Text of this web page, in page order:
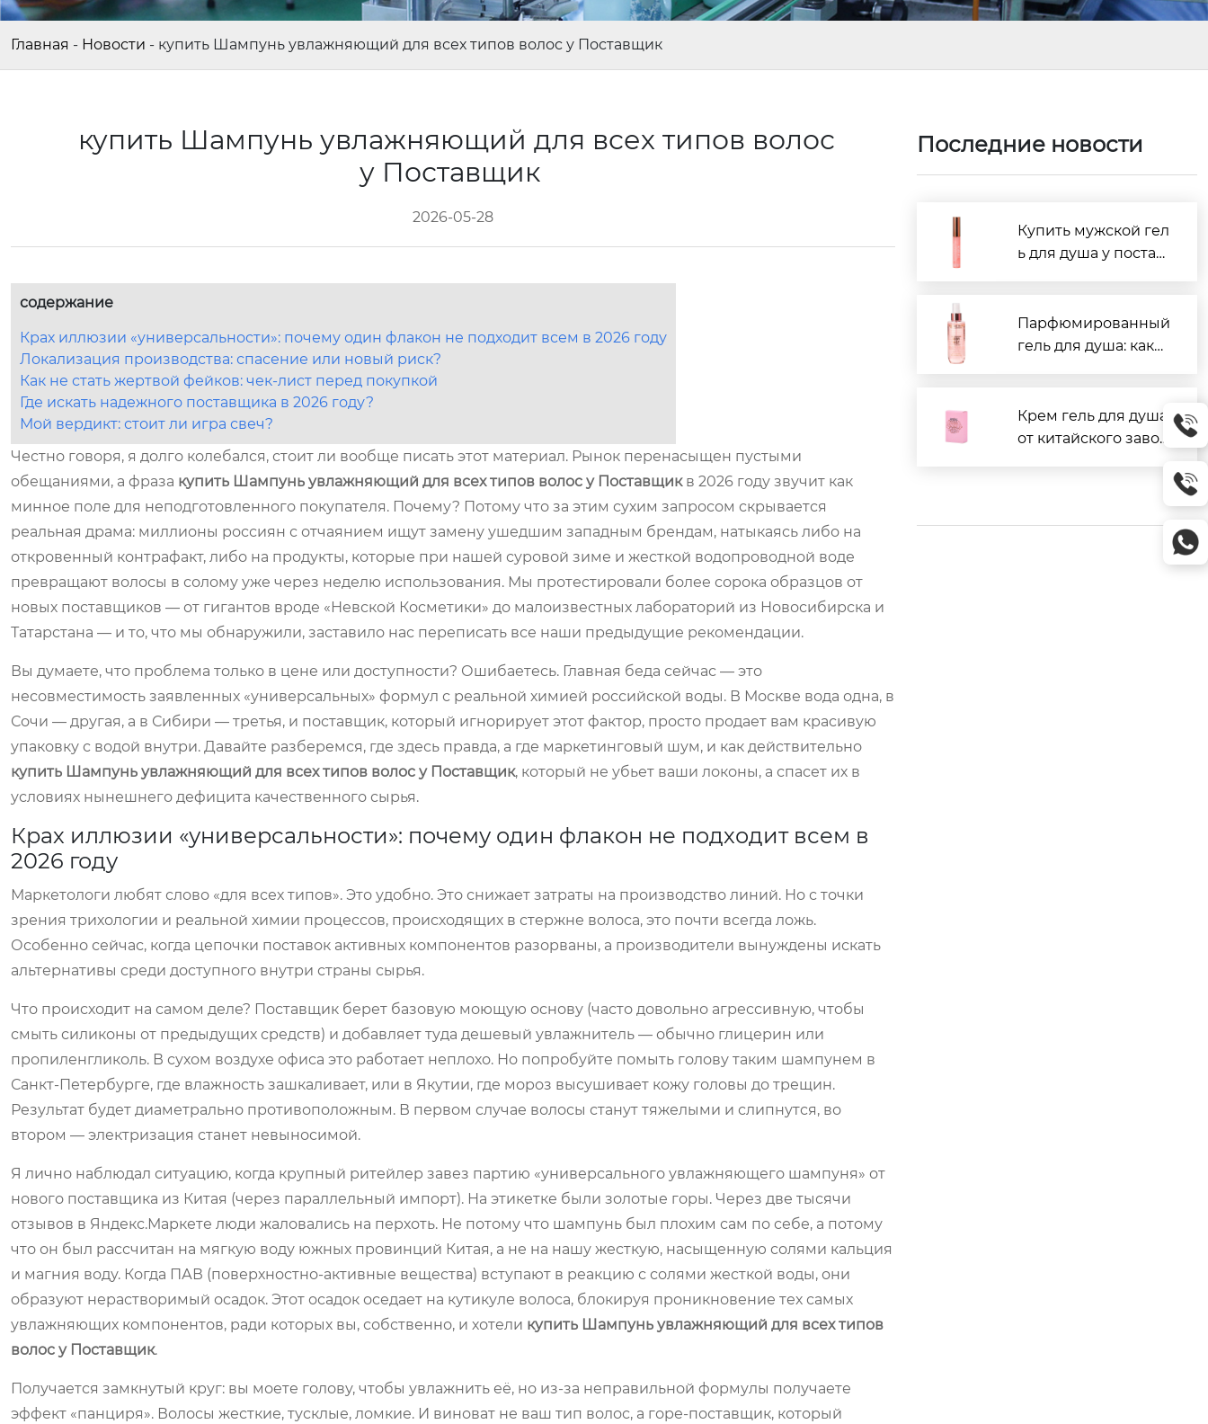
Главная - Новости - купить Шампунь увлажняющий для всех типов волос у Поставщик
купить Шампунь увлажняющий для всех типов волос
у Поставщик
2026-05-28
содержание
Крах иллюзии «универсальности»: почему один флакон не подходит всем в 2026 году
Локализация производства: спасение или новый риск?
Как не стать жертвой фейков: чек-лист перед покупкой
Где искать надежного поставщика в 2026 году?
Мой вердикт: стоит ли игра свеч?
Честно говоря, я долго колебался, стоит ли вообще писать этот материал. Рынок перенасыщен пустыми
обещаниями, а фраза купить Шампунь увлажняющий для всех типов волос у Поставщикв 2026 году звучит как
минное поле для неподготовленного покупателя. Почему? Потому что за этим сухим запросом скрывается
реальная драма: миллионы россиян с отчаянием ищут замену ушедшим западным брендам, натыкаясь либо на
откровенный контрафакт, либо на продукты, которые при нашей суровой зиме и жесткой водопроводной воде
превращают волосы в солому уже через неделю использования. Мы протестировали более сорока образцов от
новых поставщиков — от гигантов вроде «Невской Косметики» до малоизвестных лабораторий из Новосибирска и
Татарстана — и то, что мы обнаружили, заставило нас переписать все наши предыдущие рекомендации.
Вы думаете, что проблема только в цене или доступности? Ошибаетесь. Главная беда сейчас — это
несовместимость заявленных «универсальных» формул с реальной химией российской воды. В Москве вода одна, в
Сочи — другая, а в Сибири — третья, и поставщик, который игнорирует этот фактор, просто продает вам красивую
упаковку с водой внутри. Давайте разберемся, где здесь правда, а где маркетинговый шум, и как действительно
купить Шампунь увлажняющий для всех типов волос у Поставщик, который не убьет ваши локоны, а спасет их в
условиях нынешнего дефицита качественного сырья.
Крах иллюзии «универсальности»: почему один флакон не подходит всем в
2026 году
Маркетологи любят слово «для всех типов». Это удобно. Это снижает затраты на производство линий. Но с точки
зрения трихологии и реальной химии процессов, происходящих в стержне волоса, это почти всегда ложь.
Особенно сейчас, когда цепочки поставок активных компонентов разорваны, а производители вынуждены искать
альтернативы среди доступного внутри страны сырья.
Что происходит на самом деле? Поставщик берет базовую моющую основу (часто довольно агрессивную, чтобы
смыть силиконы от предыдущих средств) и добавляет туда дешевый увлажнитель — обычно глицерин или
пропиленгликоль. В сухом воздухе офиса это работает неплохо. Но попробуйте помыть голову таким шампунем в
Санкт-Петербурге, где влажность зашкаливает, или в Якутии, где мороз высушивает кожу головы до трещин.
Результат будет диаметрально противоположным. В первом случае волосы станут тяжелыми и слипнутся, во
втором — электризация станет невыносимой.
Я лично наблюдал ситуацию, когда крупный ритейлер завез партию «универсального увлажняющего шампуня» от
нового поставщика из Китая (через параллельный импорт). На этикетке были золотые горы. Через две тысячи
отзывов в Яндекс.Маркете люди жаловались на перхоть. Не потому что шампунь был плохим сам по себе, а потому
что он был рассчитан на мягкую воду южных провинций Китая, а не на нашу жесткую, насыщенную солями кальция
и магния воду. Когда ПАВ (поверхностно-активные вещества) вступают в реакцию с солями жесткой воды, они
образуют нерастворимый осадок. Этот осадок оседает на кутикуле волоса, блокируя проникновение тех самых
увлажняющих компонентов, ради которых вы, собственно, и хотели купить Шампунь увлажняющий для всех типов
волос у Поставщик.
Получается замкнутый круг: вы моете голову, чтобы увлажнить её, но из-за неправильной формулы получаете
эффект «панциря». Волосы жесткие, тусклые, ломкие. И виноват не ваш тип волос, а горе-поставщик, который
Последние новости
Купить мужской гел
ь для душа у постав
Парфюмированный
гель для душа: како
Крем гель для душа
от китайского завод